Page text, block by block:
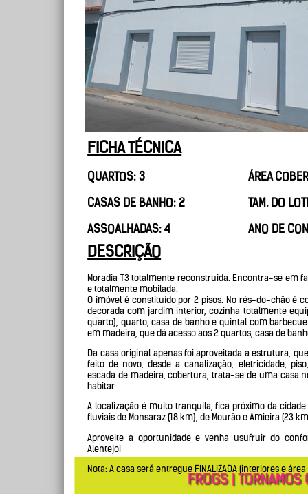
FICHA TÉCNICA
QUARTOS: 3
CASAS DE BANHO: 2
ASSOALHADAS: 4
ÁREA
TAM. DO
ANO DE
DESCRIÇÃO
Moradia T3 totalmente reconstruida. Encontra-se em
e totalmente mobilada.
O imóvel é constituído por 2 pisos. No rés-do-chão é
decorada com jardim interior, cozinha totalmente
quarto), quarto, casa de banho e quintal com
em madeira, que dá acesso aos 2 quartos, casa de
Da casa original apenas foi aproveitada a estrutura,
feito de novo, desde a canalização, eletricidade,
escada de madeira, cobertura, trata-se de uma casa
habitar.
A localização é muito tranquila, fica próximo da cidade
fluviais de Monsaraz (18 km), de Mourão e Amieira (23
Aproveite a oportunidade e venha usufruir do
Alentejo!
Nota: A casa será entregue FINALIZADA (interiores e